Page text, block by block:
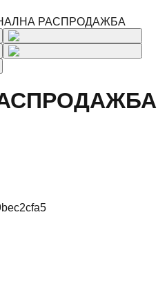
РАСПРОДАЖБА